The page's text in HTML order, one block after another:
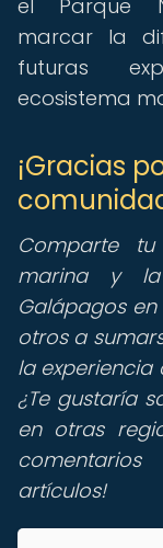
el Parque
marcar la
futuras
ecosistema
¡Gracias
Comparte
marina y la
Galápagos
otros a
la experiencia
¿Te gustaría
en otras
artículos!